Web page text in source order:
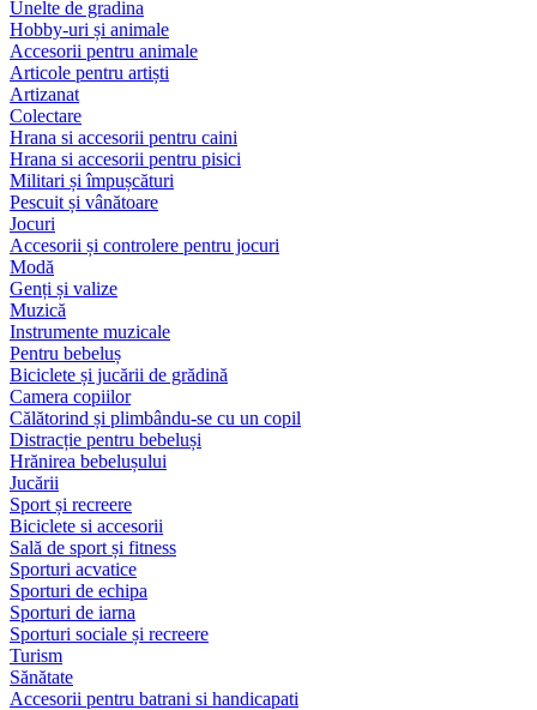
Unelte de gradina
Hobby-uri și animale
Accesorii pentru animale
Articole pentru artiști
Artizanat
Colectare
Hrana si accesorii pentru caini
Hrana si accesorii pentru pisici
Militari și împușcături
Pescuit și vânătoare
Jocuri
Accesorii și controlere pentru jocuri
Modă
Genți și valize
Muzică
Instrumente muzicale
Pentru bebeluș
Biciclete și jucării de grădină
Camera copiilor
Călătorind și plimbându-se cu un copil
Distracție pentru bebeluși
Hrănirea bebelușului
Jucării
Sport și recreere
Biciclete si accesorii
Sală de sport și fitness
Sporturi acvatice
Sporturi de echipa
Sporturi de iarna
Sporturi sociale și recreere
Turism
Sănătate
Accesorii pentru batrani si handicapati